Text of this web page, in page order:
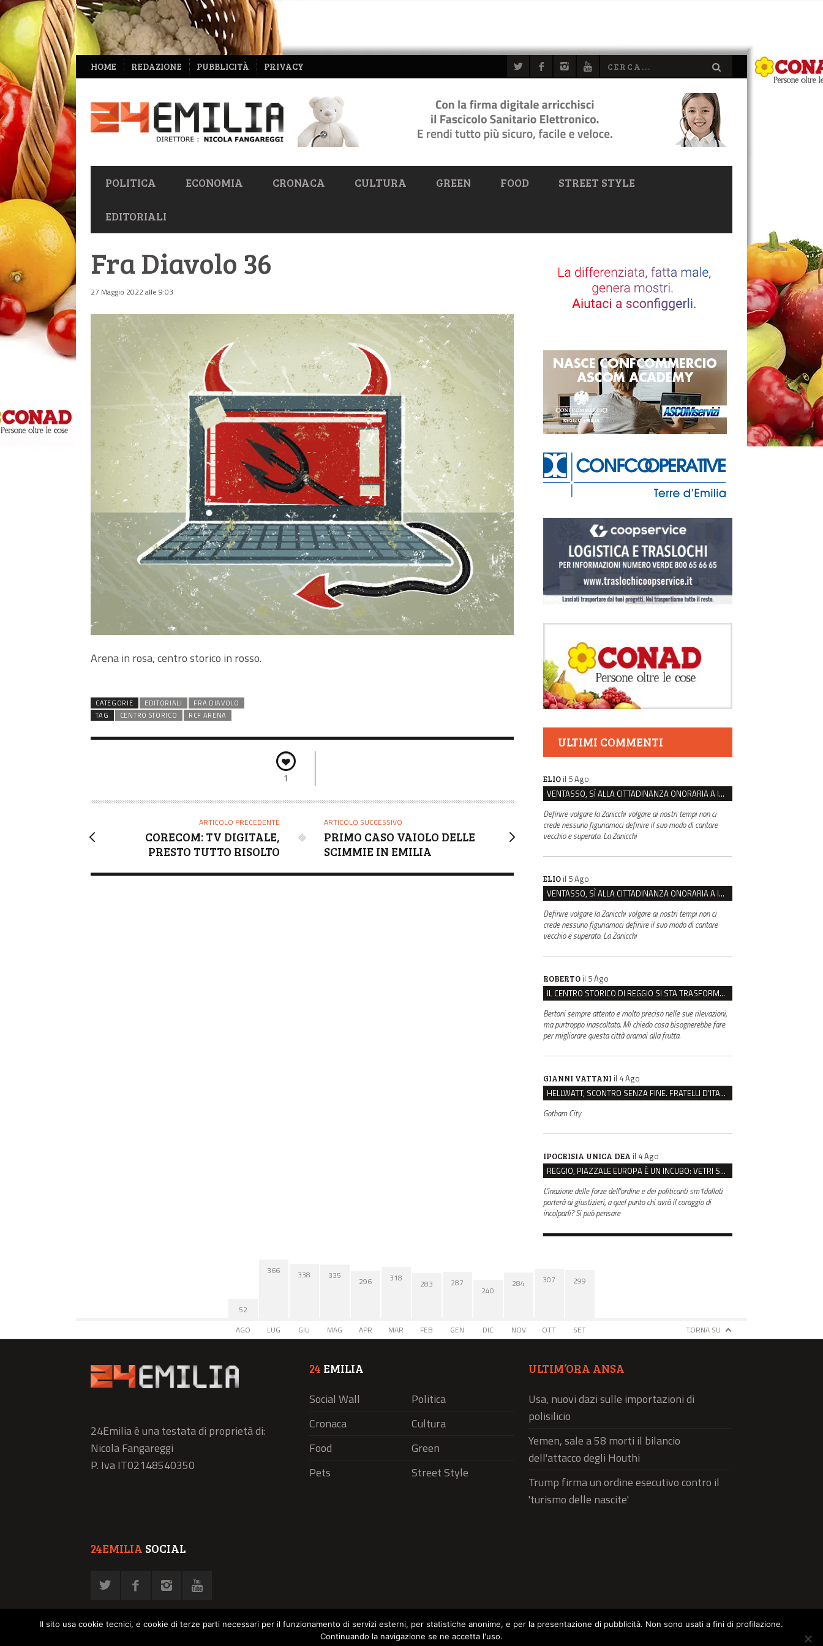
NAVIGAZIONE
SECONDARIA
HOME REDAZIONE PUBBLICITÀ PRIVACY
NAVIGAZIONE
PRIMARIA
POLITICA ECONOMIA CRONACA CULTURA GREEN FOOD STREET STYLE
EDITORIALI
Fra Diavolo 36
27 Maggio 2022 alle 9:03
Arena in rosa, centro storico in rosso.
CATEGORIE EDITORIALI
FRA DIAVOLO
TAG
CENTRO STORICO RCF ARENA
1
ARTICOLO PRECEDENTE
CORECOM: TV DIGITALE,
PRESTO TUTTO RISOLTO
ARTICOLO SUCCESSIVO
PRIMO CASO VAIOLO DELLE
SCIMMIE IN EMILIA
ULTIMI COMMENTI
ELIO il 5 Ago
VENTASSO, SÌ ALLA CITTADINANZA ONORARIA A IVA ZANICCHI. MA BARGIACCHI: “È DI PESSIMO GUSTO”
Definire volgare la Zanicchi volgare ai nostri tempi non ci
crede nessuno figuriamoci definire il suo modo di cantare
vecchio e superato. La Zanicchi
ELIO il 5 Ago
VENTASSO, SÌ ALLA CITTADINANZA ONORARIA A IVA ZANICCHI. MA BARGIACCHI: “È DI PESSIMO GUSTO”
Definire volgare la Zanicchi volgare ai nostri tempi non ci
crede nessuno figuriamoci definire il suo modo di cantare
vecchio e superato. La Zanicchi
ROBERTO il 5 Ago
IL CENTRO STORICO DI REGGIO SI STA TRASFORMANDO, E NON IN MEGLIO
Bertoni sempre attento e molto preciso nelle sue rilevazioni,
ma purtroppo inascoltato. Mi chiedo cosa bisognerebbe fare
per migliorare questa città oramai alla frutta.
GIANNI VATTANI il 4 Ago
HELLWATT, SCONTRO SENZA FINE. FRATELLI D’ITALIA: “MILANI PORTA DOCUMENTI, DE FRANCO INSULTI”
Gotham City
IPOCRISIA UNICA DEA il 4 Ago
REGGIO, PIAZZALE EUROPA È UN INCUBO: VETRI SPACCATI E FURTI SULLE AUTO IN SOSTA
L'inazione delle forze dell'ordine e dei politicanti sm1dollati
porterà ai giustizieri, a quel punto chi avrà il coraggio di
incolparli? Si può pensare
52
AGO
366
LUG
338
GIU
335
MAG
296
APR
318
MAR
283
FEB
287
GEN
240
DIC
284
NOV
307
OTT
299
SET TORNA SU
24Emilia è una testata di proprietà di:
Nicola Fangareggi
P. Iva IT02148540350
24 EMILIA
Social Wall
Politica
Cronaca
Cultura
Food
Green
Pets
Street Style
ULTIM’ORA ANSA
Usa, nuovi dazi sulle importazioni di
polisilicio
Yemen, sale a 58 morti il bilancio
dell'attacco degli Houthi
Trump firma un ordine esecutivo contro il
'turismo delle nascite'
24EMILIA SOCIAL
Il sito usa cookie tecnici, e cookie di terze parti necessari per il funzionamento di servizi esterni, per statistiche anonime, e per la presentazione di pubblicità. Non sono usati a fini di profilazione.
Continuando la navigazione se ne accetta l'uso.